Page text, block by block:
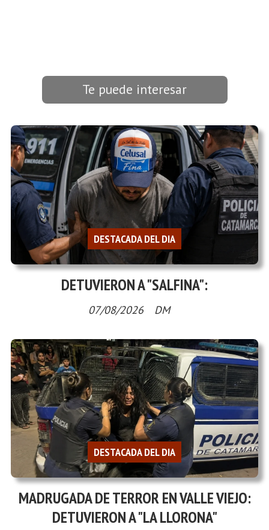
Te puede interesar
DETUVIERON A "SALFINA":
DM
DESTACADA DEL DIA
07/08/2026
MADRUGADA DE TERROR EN VALLE VIEJO:
DETUVIERON A "LA LLORONA"
DESTACADA DEL DIA